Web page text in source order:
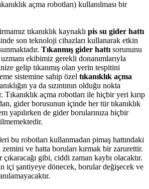
açma robotları) kullanılması bir
tıkanıklık kaynaklı pis su gider hattı
son teknoloji cihazları kullanarak etkin
Tıkanmış gider hattı sorununu
ekibimiz gerekli donanımlarıyla
gelip tıkanmış olan yerin tespitini
sistemine sahip özel tıkanıklık açma
ya da sızıntının olduğu nokta
açma robotları ile hiçbir yeri kırıp
gider borusunun içinde her tür tıkanıklık
yapılırken de gider borularınıza hiçbir
bu robotları kullanmadan pimaş hattındaki
ve hatta boruları kırmak bir zarurettir.
gibi, ciddi zaman kaybı olacaktır.
içi şantiyeye dönecek, borular değişecek ve